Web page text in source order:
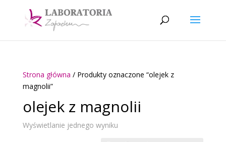
Strona główna / Produkty oznaczone “olejek z
magnolii”
olejek z magnolii
Wyświetlanie jednego wyniku